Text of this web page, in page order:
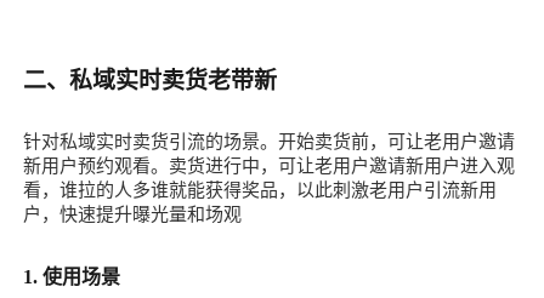
二、私域实时卖货老带新
针对私域实时卖货引流的场景。开始卖货前，可让老用户邀请
新用户预约观看。卖货进行中，可让老用户邀请新用户进入观
看，谁拉的人多谁就能获得奖品，以此刺激老用户引流新用
户，快速提升曝光量和场观
1. 使用场景